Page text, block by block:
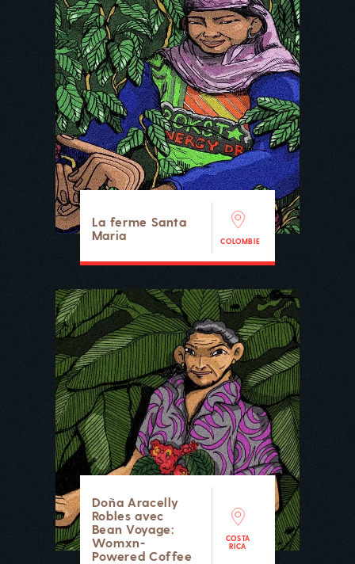
La ferme Santa
Maria
COLOMBIE
Doña Aracelly
Robles avec
Bean Voyage:
Womxn-
Powered Coffee
COSTA
RICA